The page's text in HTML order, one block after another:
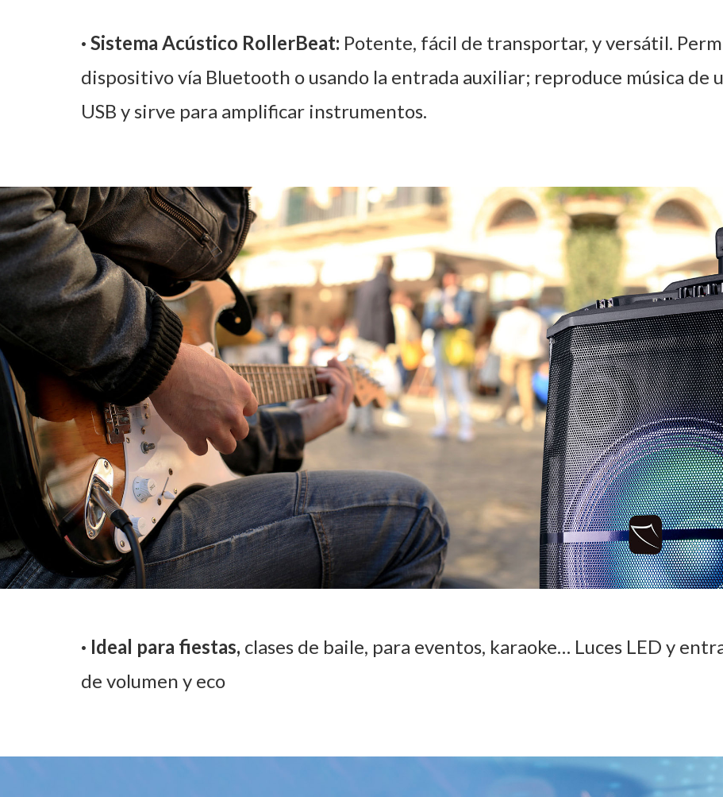
· Sistema Acústico RollerBeat: Potente, fácil de transportar, y versátil.
dispositivo vía Bluetooth o usando la entrada auxiliar; reproduce música de
USB y sirve para amplificar instrumentos.
· Ideal para fiestas, clases de baile, para eventos, karaoke… Luces LED y
de volumen y eco